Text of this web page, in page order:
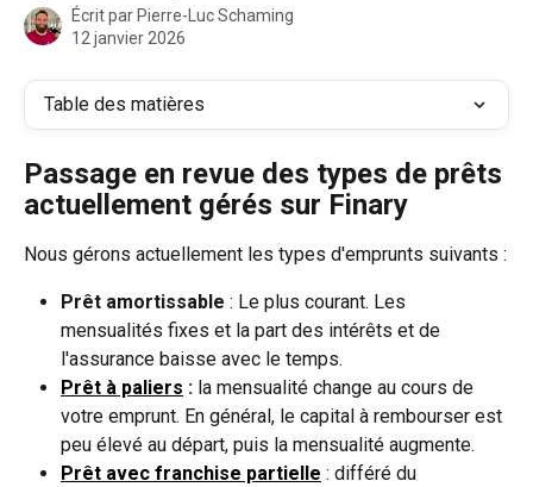
Écrit par Pierre-Luc Schaming
12 janvier 2026
Table des matières
Passage en revue des types de prêts
actuellement gérés sur Finary
Nous gérons actuellement les types d'emprunts suivants :
Prêt amortissable : Le plus courant. Les
mensualités fixes et la part des intérêts et de
l'assurance baisse avec le temps.
Prêt à paliers : la mensualité change au cours de
votre emprunt. En général, le capital à rembourser est
peu élevé au départ, puis la mensualité augmente.
Prêt avec franchise partielle : différé du